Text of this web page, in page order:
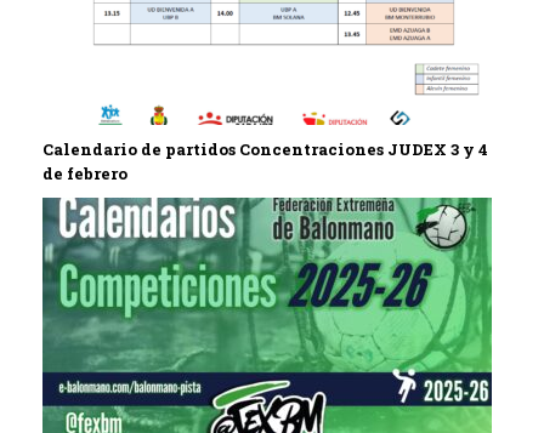
Calendario de partidos Concentraciones JUDEX 3 y 4
de febrero